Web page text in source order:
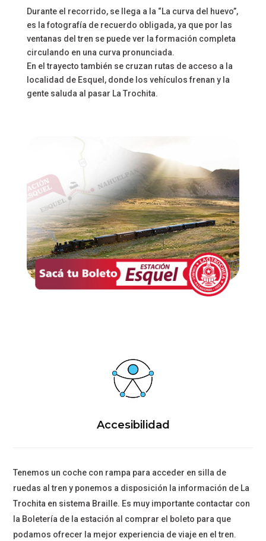
Durante el recorrido, se llega a la “La curva del huevo”,
es la fotografía de recuerdo obligada, ya que por las
ventanas del tren se puede ver la formación completa
circulando en una curva pronunciada.
En el trayecto también se cruzan rutas de acceso a la
localidad de Esquel, donde los vehículos frenan y la
gente saluda al pasar La Trochita.
Accesibilidad
Tenemos un coche con rampa para acceder en silla de
ruedas al tren y ponemos a disposición la información de La
Trochita en sistema Braille. Es muy importante contactar con
la Boletería de la estación al comprar el boleto para que
podamos ofrecer la mejor experiencia de viaje en el tren.